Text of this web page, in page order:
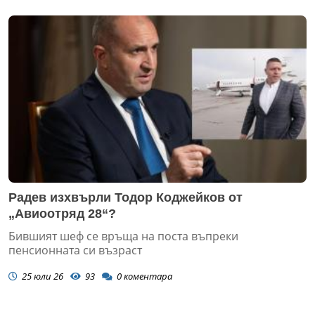
Радев изхвърли Тодор Коджейков от
„Авиоотряд 28“?
Бившият шеф се връща на поста въпреки
пенсионната си възраст
25 юли 26 93 0коментара